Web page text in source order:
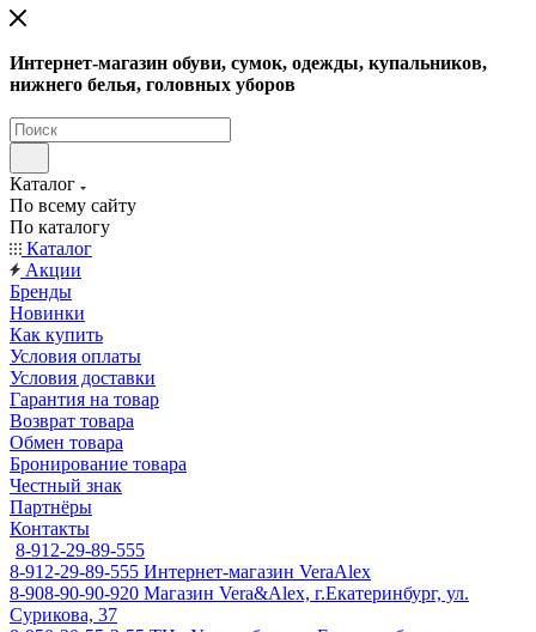
Интернет-магазин обуви, сумок, одежды, купальников,
нижнего белья, головных уборов
Каталог
По всему сайту
По каталогу
Каталог
Акции
Бренды
Новинки
Как купить
Условия оплаты
Условия доставки
Гарантия на товар
Возврат товара
Обмен товара
Бронирование товара
Честный знак
Партнёры
Контакты
8-912-29-89-555
8-912-29-89-555 Интернет-магазин VeraAlex
8-908-90-90-920 Магазин Vera&Alex, г.Екатеринбург, ул.
Сурикова, 37